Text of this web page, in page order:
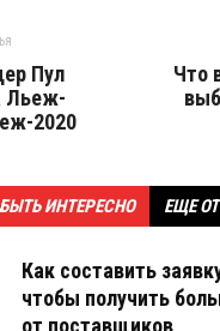
Пул
Льеж-
2020
Что
ИНТЕРЕСНО ЕЩЕ
Как составить
чтобы получить
от поставщиков